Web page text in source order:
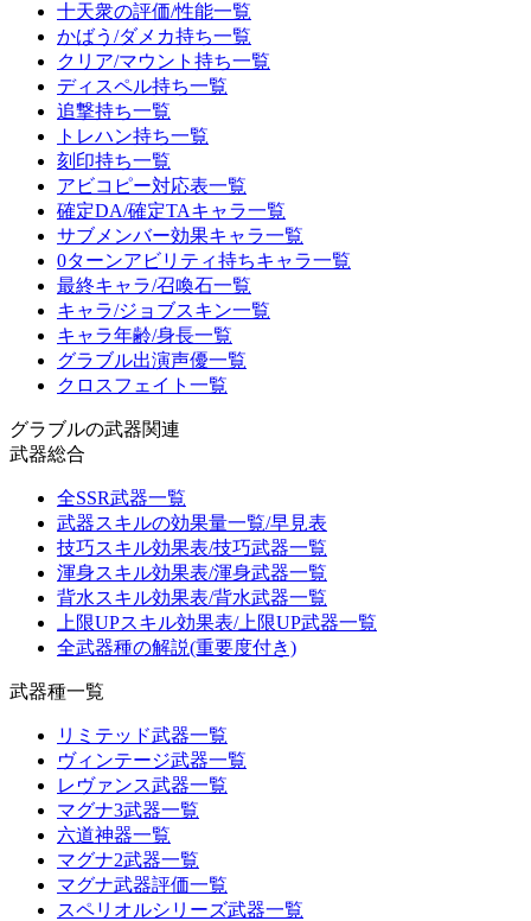
十天衆の評価/性能一覧
かばう/ダメカ持ち一覧
クリア/マウント持ち一覧
ディスペル持ち一覧
追撃持ち一覧
トレハン持ち一覧
刻印持ち一覧
アビコピー対応表一覧
確定DA/確定TAキャラ一覧
サブメンバー効果キャラ一覧
0ターンアビリティ持ちキャラ一覧
最終キャラ/召喚石一覧
キャラ/ジョブスキン一覧
キャラ年齢/身長一覧
グラブル出演声優一覧
クロスフェイト一覧
グラブルの武器関連
武器総合
全SSR武器一覧
武器スキルの効果量一覧/早見表
技巧スキル効果表/技巧武器一覧
渾身スキル効果表/渾身武器一覧
背水スキル効果表/背水武器一覧
上限UPスキル効果表/上限UP武器一覧
全武器種の解説(重要度付き)
武器種一覧
リミテッド武器一覧
ヴィンテージ武器一覧
レヴァンス武器一覧
マグナ3武器一覧
六道神器一覧
マグナ2武器一覧
マグナ武器評価一覧
スペリオルシリーズ武器一覧